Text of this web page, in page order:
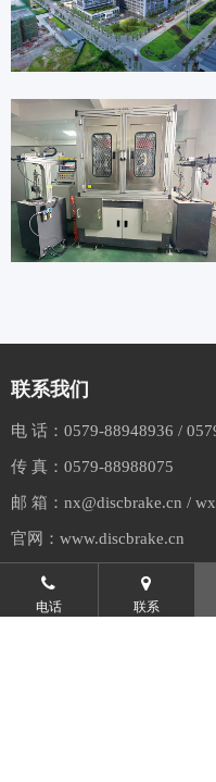
联系我们
电 话： 0579-88948936 /
传 真： 0579-88988075
邮 箱： nx@discbrake.cn /
官网： www.discbrake.cn
COPYRIGHT © 兰溪市捷克
电话 联系